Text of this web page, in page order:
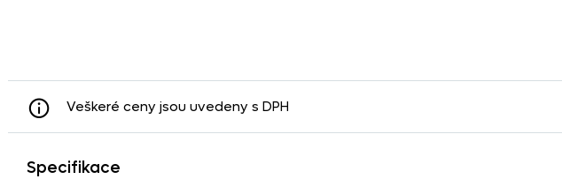
Veškeré ceny jsou uvedeny s DPH
Specifikace